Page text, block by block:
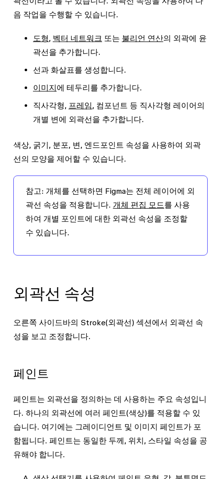
음 작업을 수행할 수 있습니다.
도형, 벡터 네트워크 또는 불리언 연산의 외곽에 윤
곽선을 추가합니다.
선과 화살표를 생성합니다.
이미지에 테두리를 추가합니다.
직사각형, 프레임, 컴포넌트 등 직사각형 레이어의
개별 변에 외곽선을 추가합니다.
색상, 굵기, 분포, 변, 엔드포인트 속성을 사용하여 외곽
선의 모양을 제어할 수 있습니다.
참고: 개체를 선택하면 Figma는 전체 레이어에 외
곽선 속성을 적용합니다. 개체 편집 모드를 사용
하여 개별 포인트에 대한 외곽선 속성을 조정할
수 있습니다.
외곽선 속성
오른쪽 사이드바의 Stroke(외곽선) 섹션에서 외곽선 속
성을 보고 조정합니다.
페인트
페인트는 외곽선을 정의하는 데 사용하는 주요 속성입니
다. 하나의 외곽선에 여러 페인트(색상)를 적용할 수 있
습니다. 여기에는 그레이디언트 및 이미지 페인트가 포
함됩니다. 페인트는 동일한 두께, 위치, 스타일 속성을 공
유해야 합니다.